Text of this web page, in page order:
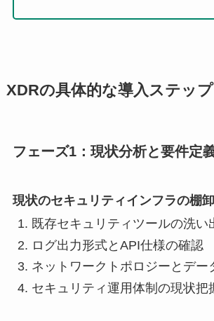
XDRの具体的な導入ステップ
フェーズ1：現状分析と要件定
現状のセキュリティインフラの棚
既存セキュリティツールの洗い
ログ出力形式とAPI仕様の確認
ネットワークトポロジーとデー
セキュリティ運用体制の現状把